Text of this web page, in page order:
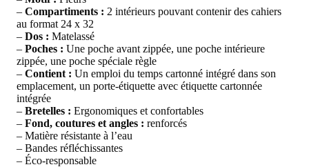
– Compartiments : 2 intérieurs pouvant contenir des cahiers
au format 24 x 32
– Dos : Matelassé
– Poches : Une poche avant zippée, une poche intérieure
zippée, une poche spéciale règle
– Contient : Un emploi du temps cartonné intégré dans son
emplacement, un porte-étiquette avec étiquette cartonnée
intégrée
– Bretelles : Ergonomiques et confortables
– Fond, coutures et angles : renforcés
– Matière résistante à l’eau
– Bandes réfléchissantes
– Éco-responsable